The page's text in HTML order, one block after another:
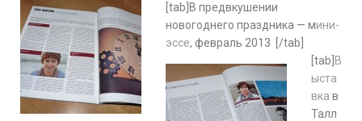
[tab]В предвкушении
новогоднего праздника — мини-
эссе, февраль 2013
[/tab]
[tab] В
ыста
вка в
Талл